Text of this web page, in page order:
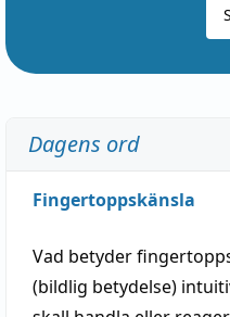
Dagens ord
Fingertoppskänsla
Vad betyder
(bildlig betydelse)